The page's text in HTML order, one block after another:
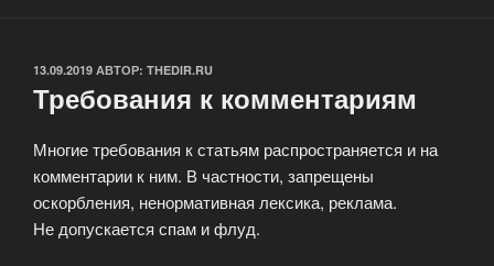
ОПУБЛИКОВАНО
13.09.2019 АВТОР: THEDIR.RU
Требования к комментариям
Многие требования к статьям распространяется и на
комментарии к ним. В частности, запрещены
оскорбления, ненормативная лексика, реклама.
Не допускается спам и флуд.